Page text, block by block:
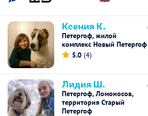
Ксения К.
Петергоф, жилой
комплекс Новый Петергоф
5.0 (4)
Лидия Ш.
Петергоф, Ломоносов,
территория Старый
Петергоф